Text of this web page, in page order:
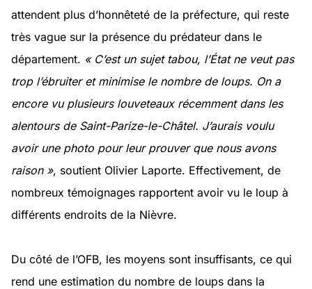
attendent plus d’honnêteté de la préfecture, qui reste
très vague sur la présence du prédateur dans le
département. « C’est un sujet tabou, l’État ne veut pas
trop l’ébruiter et minimise le nombre de loups. On a
encore vu plusieurs louveteaux récemment dans les
alentours de Saint-Parize-le-Châtel. J’aurais voulu
avoir une photo pour leur prouver que nous avons
raison », soutient Olivier Laporte. Effectivement, de
nombreux témoignages rapportent avoir vu le loup à
différents endroits de la Nièvre.
Du côté de l’OFB, les moyens sont insuffisants, ce qui
rend une estimation du nombre de loups dans la